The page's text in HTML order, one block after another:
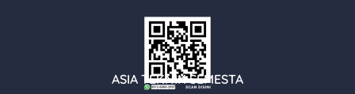
ASIA TEKNIK SEMESTA